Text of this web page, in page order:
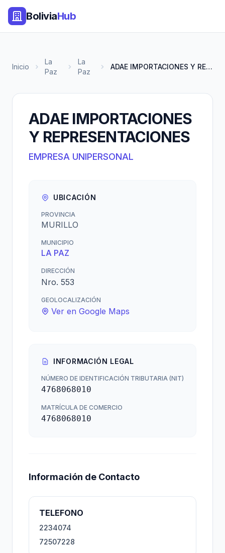
BoliviaHub
Inicio
La
Paz
La
Paz
ADAE IMPORTACIONES Y REPRESENT...
ADAE IMPORTACIONES
Y REPRESENTACIONES
EMPRESA UNIPERSONAL
UBICACIÓN
PROVINCIA
MURILLO
MUNICIPIO
LA PAZ
DIRECCIÓN
Nro. 553
GEOLOCALIZACIÓN
Ver en Google Maps
INFORMACIÓN LEGAL
NÚMERO DE IDENTIFICACIÓN TRIBUTARIA (NIT)
4768068010
MATRÍCULA DE COMERCIO
4768068010
Información de Contacto
TELEFONO
2234074
72507228